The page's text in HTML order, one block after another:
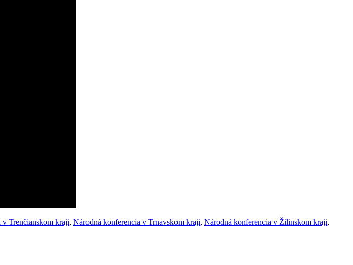
Trenčianskom kraji, Národná konferencia v Trnavskom kraji, Národná konferencia v Žilinskom kraji,